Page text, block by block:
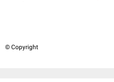
© Copyright